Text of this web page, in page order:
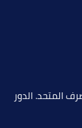
المتحد. الدور